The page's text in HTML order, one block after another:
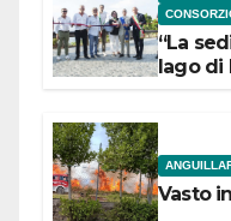
“La
lago di
Vasto